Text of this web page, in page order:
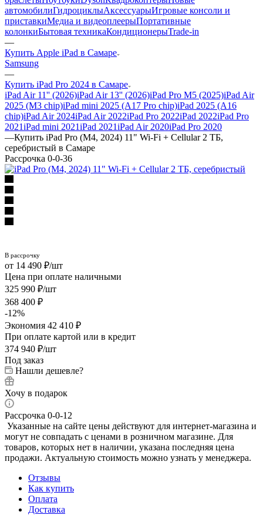
автомобилиГидроциклыАксессуарыИгровые консоли и
приставкиМедиа и видеоплеерыПортативные
колонкиБытовая техникаКондиционерыTrade-in
—
Купить Apple iPad в Самаре
Samsung
—
Купить iPad Pro 2024 в Самаре
iPad Air 11'' (2026)iPad Air 13'' (2026)iPad Pro M5 (2025)iPad Air
2025 (M3 chip)iPad mini 2025 (A17 Pro chip)iPad 2025 (A16
chip)iPad Air 2024iPad Air 2022iPad Pro 2022iPad 2022iPad Pro
2021iPad mini 2021iPad 2021iPad Air 2020iPad Pro 2020
—Купить iPad Pro (M4, 2024) 11" Wi-Fi + Cellular 2 ТБ,
серебристый в Самаре
Рассрочка 0-0-36
14 490 ₽/шт
Цена при оплате наличными
325 990 ₽/шт
368 400 ₽
-12%
Экономия 42 410 ₽
При оплате картой или в кредит
374 940 ₽/шт
Под заказ
Нашли дешевле?
Хочу в подарок
Рассрочка 0-0-12
Указанные на сайте цены действуют для интернет-магазина и
могут не совпадать с ценами в розничном магазине. Для
товаров, которых нет в наличии, указана последняя цена
продажи. Актуальную стоимость можно узнать у менеджера.
Отзывы
Как купить
Оплата
Доставка